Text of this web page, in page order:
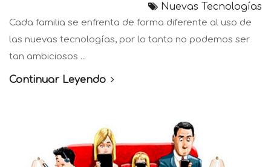
Nuevas Tecnologías
Cada familia se enfrenta de forma diferente al uso de
las nuevas tecnologías, por lo tanto no podemos ser
tan ambiciosos ...
Continuar Leyendo